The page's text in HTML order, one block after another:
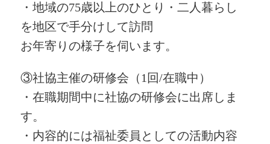
・地域の75歳以上のひとり・二人暮らし
を地区で手分けして訪問
お年寄りの様子を伺います。
③社協主催の研修会（1回/在職中）
・在職期間中に社協の研修会に出席しま
す。
・内容的には福祉委員としての活動内容